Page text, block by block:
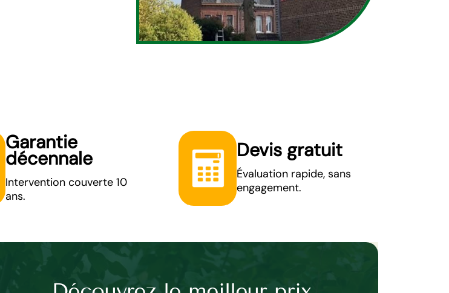
Garantie
décennale
Intervention couverte 10
ans.
Devis gratuit
Évaluation rapide, sans
engagement.